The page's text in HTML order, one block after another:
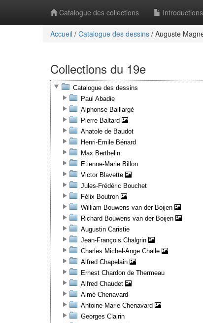
Catalogue des collections
Accueil / Catalogue des dessins / Auguste
Collections du 19e
Catalogue des dessins
Paul Abadie
Alphonse Baillargé
Pierre Baltard
Anatole de Baudot
Henri-Emile Bénard
Max Berthelin
Etienne-Marie Billon
Victor Blavette
Jules-Frédéric Bouchet
Félix Boutron
William Bouwens van der Boijen
Richard Bouwens van der Boijen
Augustin Caristie
Jean-François Chalgrin
Charles Michel-Ange Challe
Alfred Chapelain
Ernest Chardon de Thermeau
Alfred Chaudet
Aimé Chenavard
Antoine-Marie Chenavard
Georges Clairin